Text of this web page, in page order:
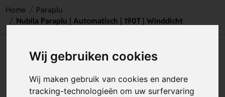
Wij gebruiken cookies
Wij maken gebruik van cookies en andere
tracking-technologieën om uw surfervaring
Home
Paraplu
Nubila Paraplu | Automatisch | 190T | Winddicht
Nubila Paraplu | Automatisch |
Artikelnummer:128824